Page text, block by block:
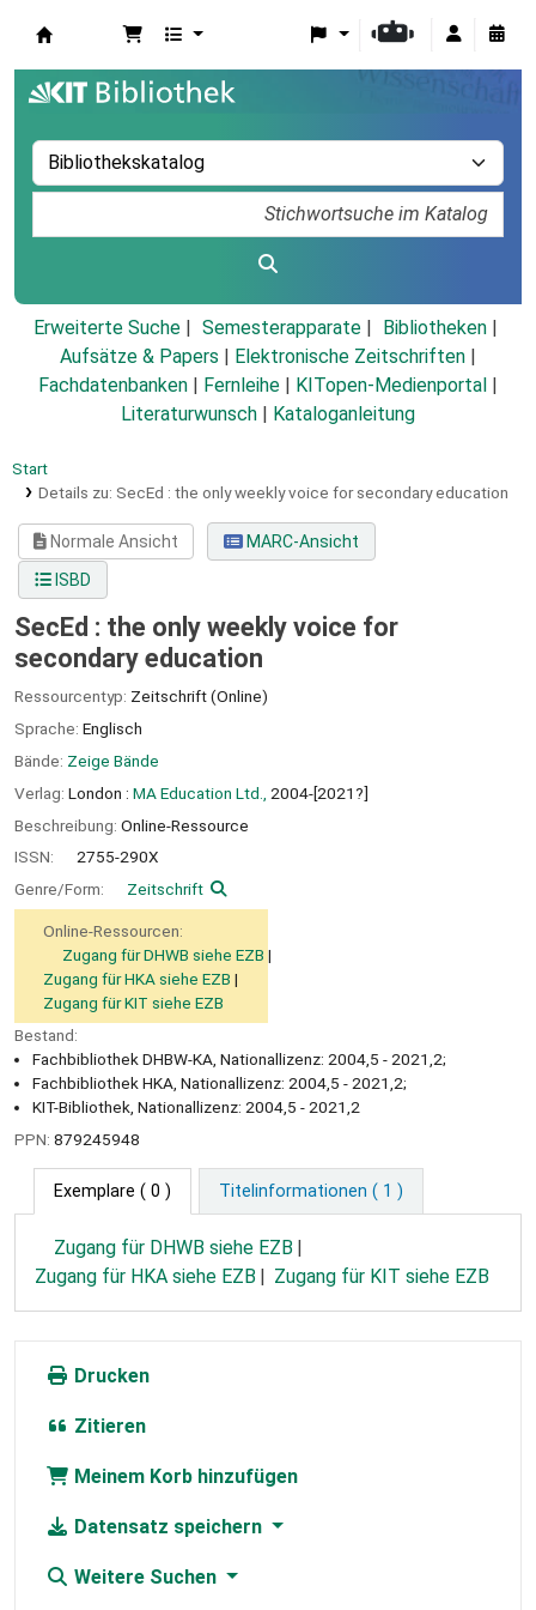
Erweiterte Suche Semesterapparate
Bibliotheken
Aufsätze & Papers
Elektronische Zeitschriften
Fachdatenbanken
Fernleihe KITopen-Medienportal
Literaturwunsch
Kataloganleitung
Start
Details zu: SecEd : the only weekly voice for secondary education
Normale Ansicht
MARC-Ansicht
ISBD
SecEd : the only weekly voice for
secondary education
Ressourcentyp: Zeitschrift (Online)
Sprache: Englisch
Bände: Zeige Bände
Verlag: London : MA Education Ltd.,
2004-[2021?]
Beschreibung: Online-Ressource
ISSN:
2755-290X
Genre/Form:
Zeitschrift
Online-Ressourcen:
Zugang für DHWB siehe EZB
Zugang für HKA siehe EZB
Zugang für KIT siehe EZB
Bestand:
Fachbibliothek DHBW-KA, Nationallizenz: 2004,5 - 2021,2;
Fachbibliothek HKA, Nationallizenz: 2004,5 - 2021,2;
KIT-Bibliothek, Nationallizenz: 2004,5 - 2021,2
PPN: 879245948
Exemplare ( 0 ) Titelinformationen ( 1 )
Zugang für DHWB siehe EZB
Zugang für HKA siehe EZB
Zugang für KIT siehe EZB
Drucken
Zitieren
Meinem Korb hinzufügen
Datensatz speichern
Weitere Suchen